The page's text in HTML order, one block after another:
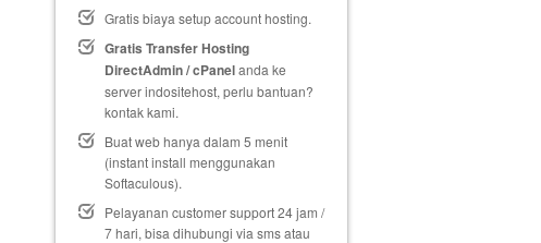
Gratis biaya setupaccount hosting.
Gratis Transfer Hosting
DirectAdmin / cPanelanda ke
server indositehost, perlu bantuan?
kontak kami.
Buat web hanya dalam 5 menit
(instant install menggunakan
Softaculous).
Pelayanan customer support 24 jam /
7 hari, bisa dihubungi via sms atau